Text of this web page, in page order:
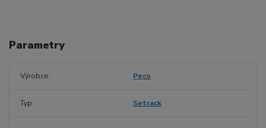
Parametry
Výrobce Peco
Typ Setrack